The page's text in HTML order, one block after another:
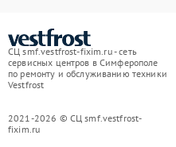
СЦ smf.vestfrost-fixim.ru - сеть
сервисных центров в Симферополе
по ремонту и обслуживанию техники
Vestfrost
2021-2026 © СЦ smf.vestfrost-
fixim.ru